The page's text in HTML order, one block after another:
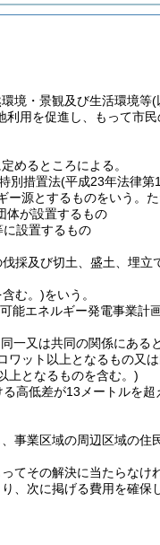
境・景観及び生活環境等(
用を促進し、もって市
めるところによる。
別措置法(平成23年法律第
源とするものをいう。
体が設置するもの
設置するもの
採及び切土、盛土、埋立
む。)をいう。
エネルギー発電事業計
一又は共同の関係にある
ット以上となるもの又
上となるものを含む。)
る高低差が13メートルを超
事業区域の周辺区域の
てその解決に当たらなけ
、次に掲げる費用を確保